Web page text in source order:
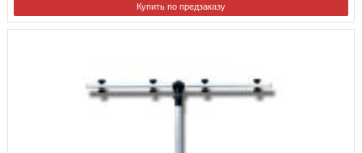
Купить по предзаказу